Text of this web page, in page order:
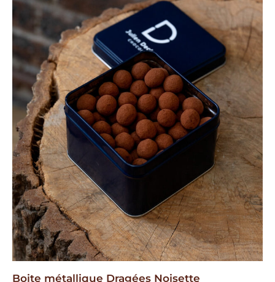
Boite métallique Dragées Noisette